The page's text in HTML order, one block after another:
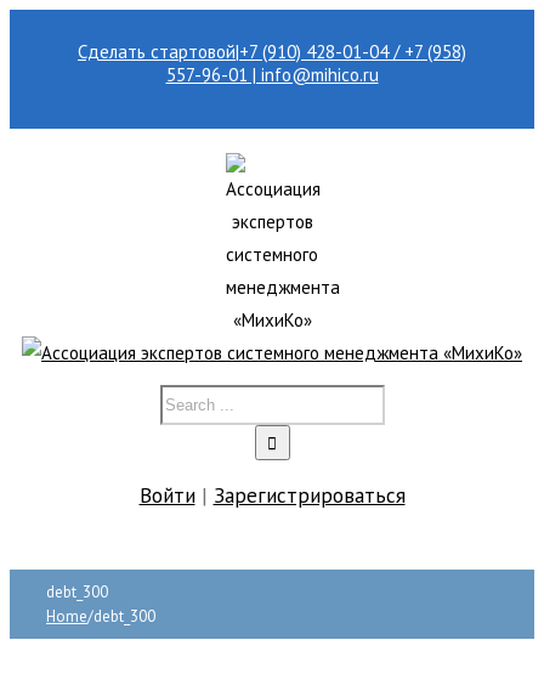
Сделать стартовой|+7 (910) 428-01-04 / +7 (958)
557-96-01 | info@mihico.ru
Войти| Зарегистрироваться
debt_300
Home/debt_300